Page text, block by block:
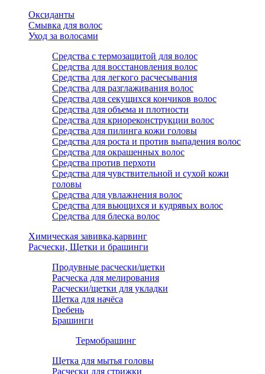
Оксиданты
Смывка для волос
Уход за волосами
Средства с термозащитой для волос
Средства для восстановления волос
Средства для легкого расчесывания
Средства для разглаживания волос
Средства для секущихся кончиков волос
Средства для объема и плотности
Средства для криореконструкции волос
Средства для пилинга кожи головы
Средства для роста и против выпадения волос
Средства для окрашенных волос
Средства против перхоти
Средства для чувствительной и сухой кожи
головы
Средства для увлажнения волос
Средства для вьющихся и кудрявых волос
Средства для блеска волос
Химическая завивка,карвинг
Расчески, Щетки и брашинги
Продувные расчески/щетки
Расческа для мелирования
Расчески/щетки для укладки
Щетка для начёса
Гребень
Брашинги
Термобрашинг
Щетка для мытья головы
Расчески для стрижки